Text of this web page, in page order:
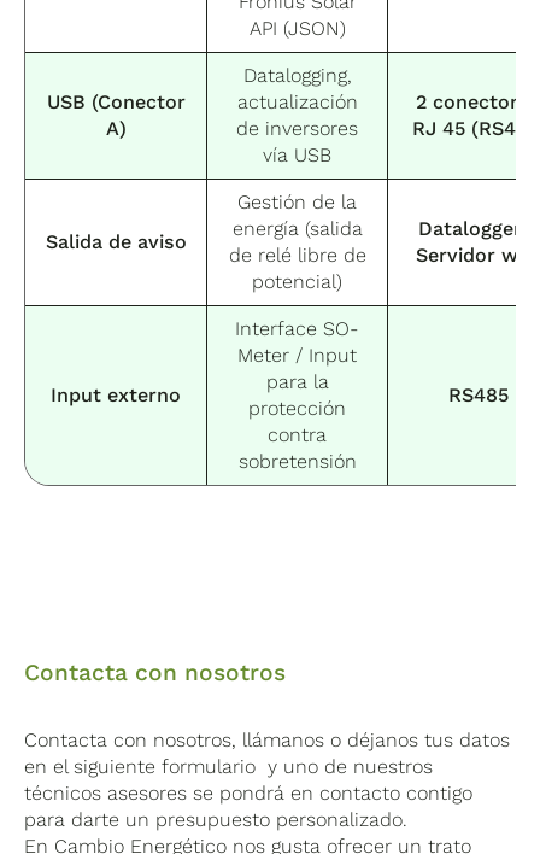
API (JSON)
USB (Conector
A)
Datalogging,
actualización
de inversores
vía USB
2 conectores
RJ 45
Salida de aviso
Gestión de la
energía (salida
de relé libre de
potencial)
Datalogger y
Servidor web
Input externo
Interface SO-
Meter / Input
para la
protección
contra
sobretensión
RS485
Contacta con nosotros
Contacta con nosotros, llámanos o déjanos tus datos
en el siguiente formulario y uno de nuestros
técnicos asesores se pondrá en contacto contigo
para darte un presupuesto personalizado.
En Cambio Energético nos gusta ofrecer un trato